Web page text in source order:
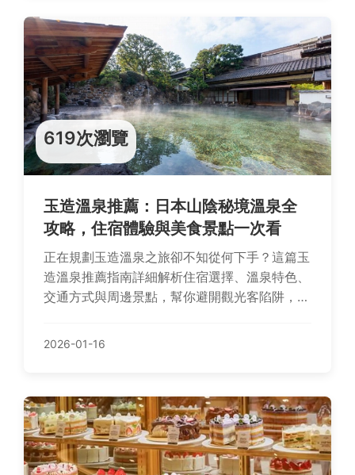
619次瀏覽
玉造溫泉推薦：日本山陰秘境溫泉全
攻略，住宿體驗與美食景點一次看
正在規劃玉造溫泉之旅卻不知從何下手？這篇玉
造溫泉推薦指南詳細解析住宿選擇、溫泉特色、
交通方式與周邊景點，幫你避開觀光客陷阱，體
2026-01-16